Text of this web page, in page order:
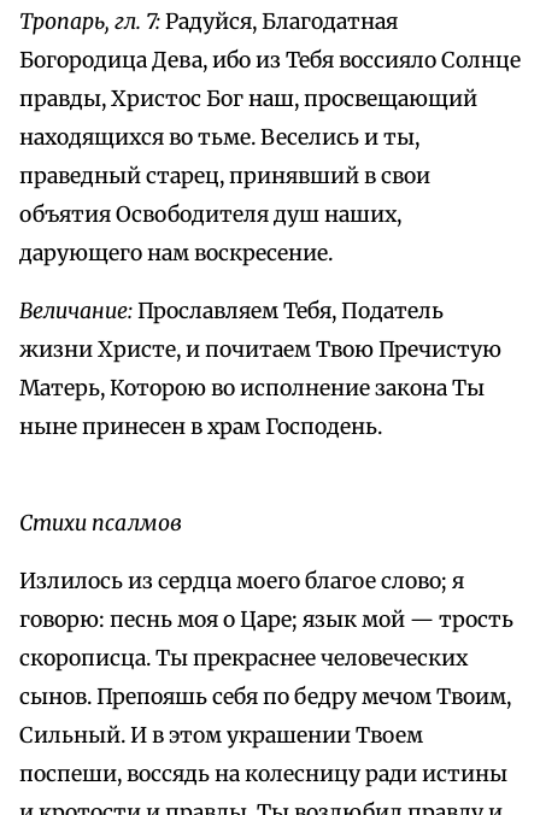
Тропарь, гл. 7:Радуйся, Благодатная
Богородица Дева, ибо из Тебя воссияло Солнце
правды, Христос Бог наш, просвещающий
находящихся во тьме. Веселись и ты,
праведный старец, принявший в свои
объятия Освободителя душ наших,
дарующего нам воскресение.
Величание:Прославляем Тебя, Податель
жизни Христе, и почитаем Твою Пречистую
Матерь, Которою во исполнение закона Ты
ныне принесен в храм Господень.
Стихи псалмов
Излилось из сердца моего благое слово; я
говорю: песнь моя о Царе; язык мой — трость
скорописца. Ты прекраснее человеческих
сынов. Препояшь себя по бедру мечом Твоим,
Сильный. И в этом украшении Твоем
поспеши, воссядь на колесницу ради истины